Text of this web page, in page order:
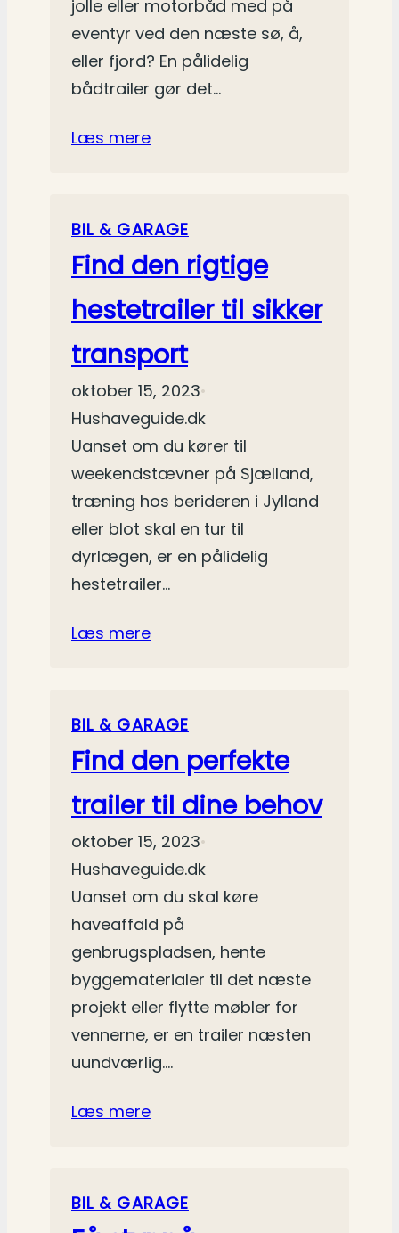
jolle eller motorbåd med på
eventyr ved den næste sø, å,
eller fjord? En pålidelig
bådtrailer gør det…
Læs mere
BIL & GARAGE
Find den rigtige
hestetrailer til sikker
transport
oktober 15, 2023•
Hushaveguide.dk
Uanset om du kører til
weekendstævner på Sjælland,
træning hos berideren i Jylland
eller blot skal en tur til
dyrlægen, er en pålidelig
hestetrailer…
Læs mere
BIL & GARAGE
Find den perfekte
trailer til dine behov
oktober 15, 2023•
Hushaveguide.dk
Uanset om du skal køre
haveaffald på
genbrugspladsen, hente
byggematerialer til det næste
projekt eller flytte møbler for
vennerne, er en trailer næsten
uundværlig.…
Læs mere
BIL & GARAGE